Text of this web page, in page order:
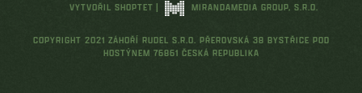
VYTVOŘIL SHOPTET | MIRANDAMEDIA GROUP, S.R.O.
COPYRIGHT 2021 ZÁHOŘÍ RUDEL S.R.O. PŘEROVSKÁ 38 BYSTŘICE POD
HOSTÝNEM 76861 ČESKÁ REPUBLIKA